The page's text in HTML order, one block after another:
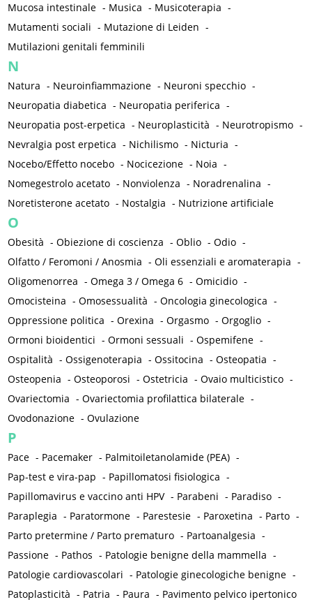
Mucosa intestinale - Musica - Musicoterapia -
Mutamenti sociali - Mutazione di Leiden -
Mutilazioni genitali femminili
N
Natura - Neuroinfiammazione - Neuroni specchio -
Neuropatia diabetica - Neuropatia periferica -
Neuropatia post-erpetica - Neuroplasticità - Neurotropismo -
Nevralgia post erpetica - Nichilismo - Nicturia -
Nocebo/Effetto nocebo - Nocicezione - Noia -
Nomegestrolo acetato - Nonviolenza - Noradrenalina -
Noretisterone acetato - Nostalgia - Nutrizione artificiale
O
Obesità -Obiezione di coscienza -Oblio -Odio -
Olfatto / Feromoni / Anosmia -Oli essenziali e aromaterapia -
Oligomenorrea -Omega 3 / Omega 6 -Omicidio -
Omocisteina -Omosessualità -Oncologia ginecologica -
Oppressione politica -Orexina -Orgasmo -Orgoglio -
Ormoni bioidentici -Ormoni sessuali -Ospemifene -
Ospitalità -Ossigenoterapia -Ossitocina -Osteopatia -
Osteopenia -Osteoporosi -Ostetricia -Ovaio multicistico -
Ovariectomia -Ovariectomia profilattica bilaterale -
Ovodonazione -Ovulazione
P
Pace - Pacemaker - Palmitoiletanolamide (PEA) -
Pap-test e vira-pap - Papillomatosi fisiologica -
Papillomavirus e vaccino anti HPV - Parabeni - Paradiso -
Paraplegia - Paratormone - Parestesie - Paroxetina - Parto -
Parto pretermine / Parto prematuro - Partoanalgesia -
Passione - Pathos - Patologie benigne della mammella -
Patologie cardiovascolari - Patologie ginecologiche benigne -
Patoplasticità - Patria - Paura - Pavimento pelvico ipertonico